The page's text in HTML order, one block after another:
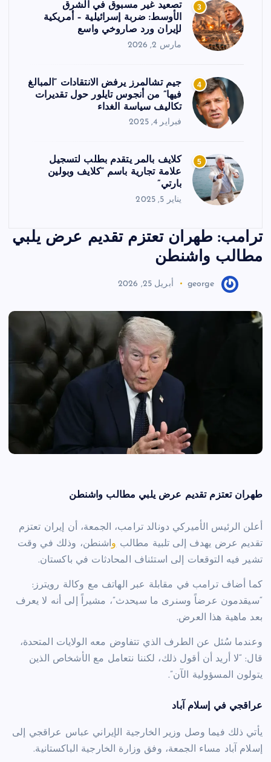
3
تصعيد غير مسبوق في الشرق
الأوسط: ضربة إسرائيلية – أمريكية
لإيران ورد صاروخي واسع
مارس 2, 2026
4
جيم تشالمرز يرفض الانتقادات “المبالغ
فيها” من أنجوس تايلور حول تقديرات
تكاليف سياسة الغداء
فبراير 4, 2025
5
كلايف بالمر يتقدم بطلب لتسجيل
علامة تجارية باسم “كلايف وبولين
بارتي”
يناير 5, 2025
ترامب: طهران تعتزم تقديم عرض يلبي
مطالب واشنطن
george أبريل 25, 2026
طهران تعتزم تقديم عرض يلبي مطالب واشنطن
أعلن الرئيس الأميركي دونالد ترامب، الجمعة، أن إيران تعتزم
تقديم عرض يهدف إلى تلبية مطالب و اشنطن، وذلك في وقت
تشير فيه التوقعات إلى استئناف المحادثات في باكستان.
كما أضاف ترامب في مقابلة عبر الهاتف مع وكالة رويترز:
“سيقدمون عرضاً وسنرى ما سيحدث”، مشيراً إلى أنه لا يعرف
بعد ماهية هذا العرض.
وعندما سُئل عن الطرف الذي تتفاوض معه الولايات المتحدة،
قال: “لا أريد أن أقول ذلك، لكننا نتعامل مع الأشخاص الذين
يتولون المسؤولية الآن”.
عراقجي في إسلام آباد
يأتي ذلك فيما وصل وزير الخارجية الإيراني عباس عراقجي إلى
إسلام آباد مساء الجمعة، وفق وزارة الخارجية الباكستانية.